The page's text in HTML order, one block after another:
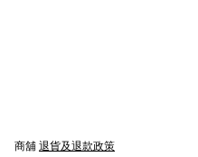
商舖 退貨及退款政策